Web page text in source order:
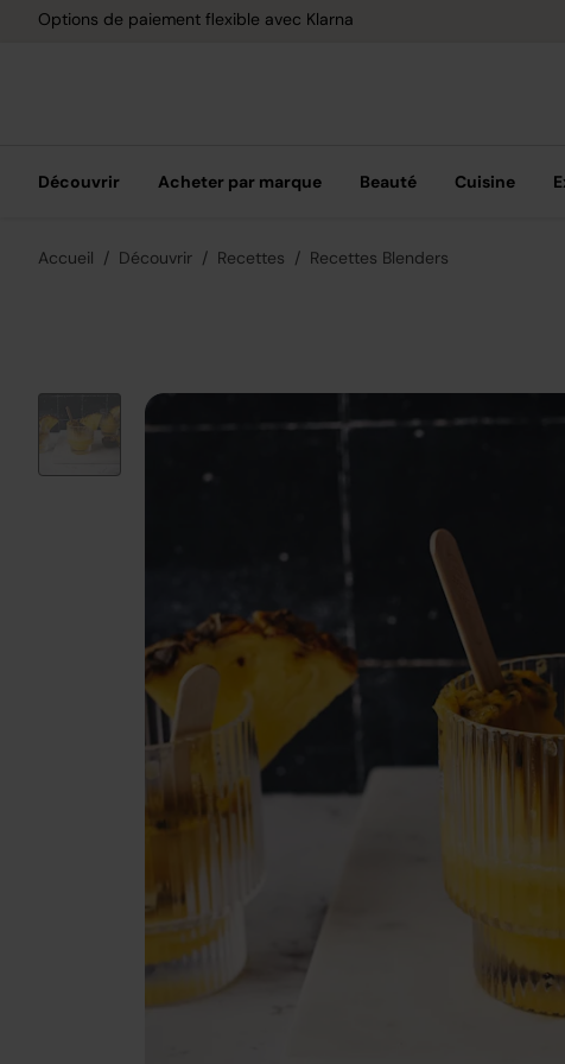
Options de paiement flexible avec Klarna
Découvrir Acheter par marque Beauté Cuisine
Accueil Découvrir Recettes Recettes Blenders